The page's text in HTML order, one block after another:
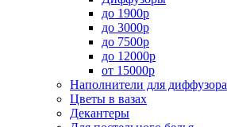
до 1900р
до 3000р
до 7500р
до 12000р
от 15000р
Наполнители для диффузора
Цветы в вазах
Декантеры